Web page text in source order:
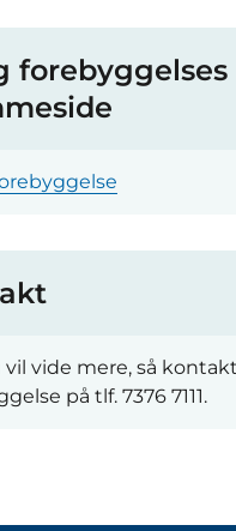
forebyggelses
vil vide mere, så
på tlf. 7376 7111.